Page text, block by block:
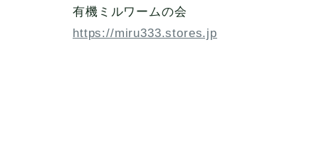
有機ミルワームの会
https://miru333.stores.jp